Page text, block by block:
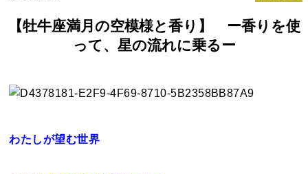
【牡牛座満月の空模様と香り】 ー香りを使
って、星の流れに乗るー
わたしが望む世界